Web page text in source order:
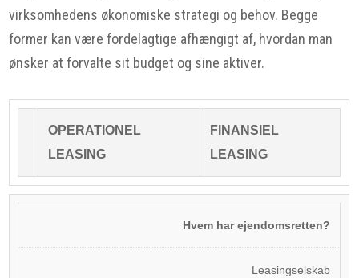
virksomhedens økonomiske strategi og behov. Begge
former kan være fordelagtige afhængigt af, hvordan man
ønsker at forvalte sit budget og sine aktiver.
OPERATIONEL
LEASING
FINANSIEL
LEASING
Hvem har ejendomsretten?
Leasingselskab